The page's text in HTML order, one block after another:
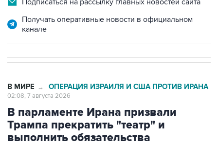
Получать оперативные новости в официальном
канале
В МИРЕ → ОПЕРАЦИЯ ИЗРАИЛЯ И США ПРОТИВ ИРАНА
02:08, 7 августа 2026
В парламенте Ирана призвали
Трампа прекратить "театр" и
выполнить обязательства